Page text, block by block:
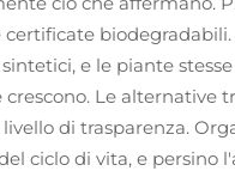
e le piante stesse
Le alternative
di trasparenza.
ciclo di vita, e persino